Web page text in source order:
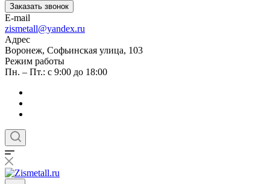
Заказать звонок
E-mail
zismetall@yandex.ru
Адрес
Воронеж, Софьинская улица, 103
Режим работы
Пн. – Пт.: с 9:00 до 18:00